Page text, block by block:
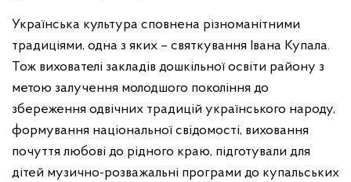
Українська культура сповнена різноманітними
традиціями, одна з яких – святкування Івана Купала.
Тож вихователі закладів дошкільної освіти району з
метою залучення молодшого покоління до
збереження одвічних традицій українського народу,
формування національної свідомості, виховання
почуття любові до рідного краю, підготували для
дітей музично-розважальні програми до купальських